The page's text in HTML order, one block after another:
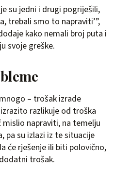
su jedni i drugi pogriješili,
trebali smo to napraviti’”,
kako nemali broj puta i
svoje greške.
– trošak izrade
razlikuje od troška
mislio napraviti, na temelju
pa su izlazi iz te situacije
će rješenje ili biti polovično,
trošak.